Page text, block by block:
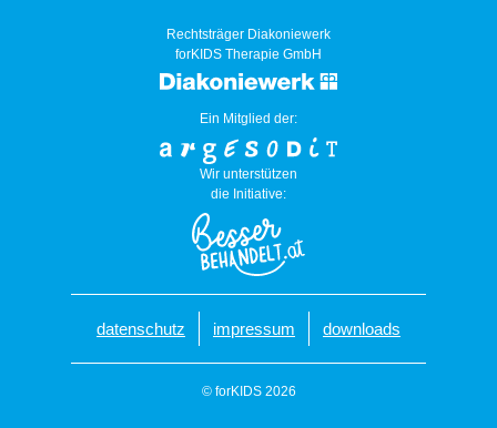
Rechtsträger Diakoniewerk
forKIDS Therapie GmbH
Ein Mitglied der:
Wir unterstützen
die Initiative:
datenschutz impressum downloads
© forKIDS 2026